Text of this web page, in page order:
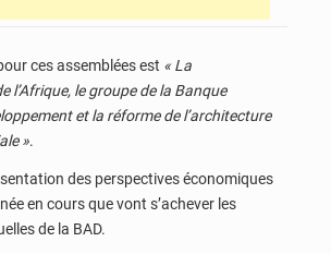
ces assemblées est « La
l’Afrique, le groupe de la Banque
et la réforme de l’architecture
».
des perspectives économiques
en cours que vont s’achever les
de la BAD.